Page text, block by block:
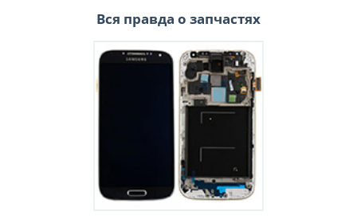
Вся правда о запчастях